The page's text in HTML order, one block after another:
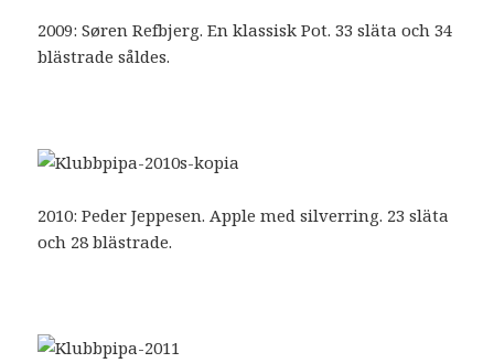
2009: Søren Refbjerg. En klassisk Pot. 33 släta och 34
blästrade såldes.
2010: Peder Jeppesen. Apple med silverring. 23 släta
och 28 blästrade.